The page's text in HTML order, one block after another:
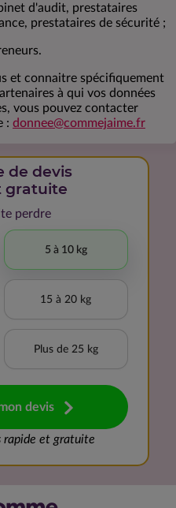
d'audit, prestataires
prestataires de sécurité ;
et connaitre spécifiquement
à qui vos données
vous pouvez contacter
: donnee@commejaime.fr
de devis
gratuite
perdre
5 à 10 kg
15 à 20 kg
Plus de 25 kg
devis
rapide et gratuite